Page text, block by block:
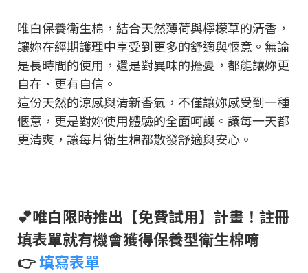
唯白保養衛生棉，結合天然薄荷與檸檬草的清香，
讓妳在經期護理中享受到更多的舒適與愜意。無論
是長時間的使用，還是對異味的擔憂，都能讓妳更
自在、更有自信。
這份天然的涼感與清新香氣，不僅讓妳感受到一種
愜意，更是對妳使用體驗的全面呵護。讓每一天都
更清爽，讓每片衛生棉都散發舒適與安心。
💕唯白限時推出【免費試用】計畫！註冊
填表單就有機會獲得保養型衛生棉唷
👉填寫表單